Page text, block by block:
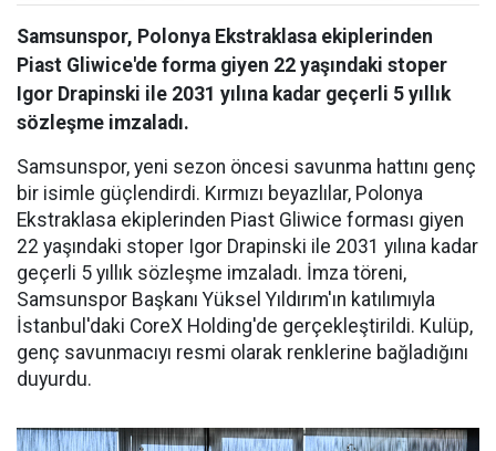
Samsunspor, Polonya Ekstraklasa ekiplerinden
Piast Gliwice'de forma giyen 22 yaşındaki stoper
Igor Drapinski ile 2031 yılına kadar geçerli 5 yıllık
sözleşme imzaladı.
Samsunspor, yeni sezon öncesi savunma hattını genç
bir isimle güçlendirdi. Kırmızı beyazlılar, Polonya
Ekstraklasa ekiplerinden Piast Gliwice forması giyen
22 yaşındaki stoper Igor Drapinski ile 2031 yılına kadar
geçerli 5 yıllık sözleşme imzaladı. İmza töreni,
Samsunspor Başkanı Yüksel Yıldırım'ın katılımıyla
İstanbul'daki CoreX Holding'de gerçekleştirildi. Kulüp,
genç savunmacıyı resmi olarak renklerine bağladığını
duyurdu.